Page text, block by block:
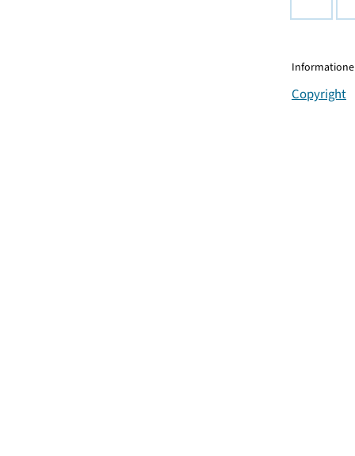
Copyright